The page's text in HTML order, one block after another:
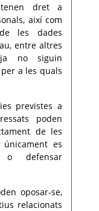
tenen dret a
així com
les dades
entre altres
no siguin
a les quals
previstes a
poden
de les
es
o defensar
oposar-se,
relacionats